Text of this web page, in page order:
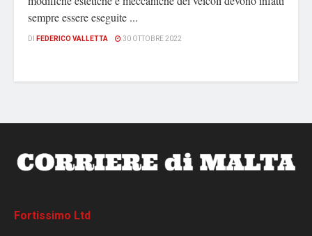
sempre essere eseguite ...
DI FEDERICO VALLETTA 30 OTTOBRE 2022
Fortissimo Ltd